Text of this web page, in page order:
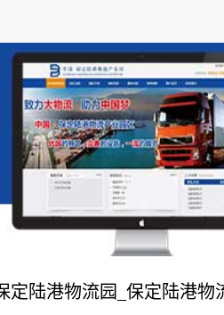
定陆港物流园_保定陆港物